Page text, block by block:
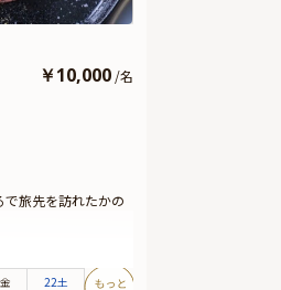
￥10,000 /名
旅先を訪れたかの
パスタを中心に、
ています。
22土